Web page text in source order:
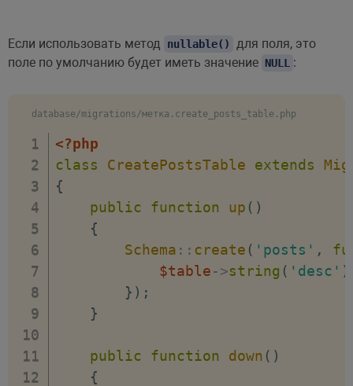
Если использовать метод nullable()
для поля, это
поле по умолчанию будет иметь значение NULL :
database/migrations/метка.create_posts_table.php
<?php
class
CreatePostsTable extends
{
public
function up ( )
{
Schema :: create ( 'posts' ,
$table->string ( 'desc' )
} ) ;
}
public function down ( )
{